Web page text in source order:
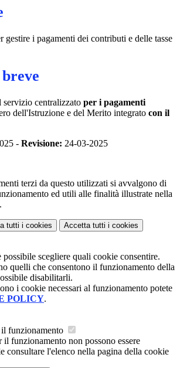
gestire i pagamenti dei contributi e delle tasse
servizio centralizzato per i pagamenti
dell'Istruzione e del Merito integrato con il
- Revisione: 24-03-2025
terzi da questo utilizzati si avvalgono di
ed utili alle finalità illustrate nella
.
tutti i cookies Accetta tutti i cookies
possibile scegliere quali cookie consentire.
quelli che consentono il funzionamento della
disabilitarli.
i cookie necessari al funzionamento potete
POLICY.
funzionamento
il funzionamento non possono essere
consultare l'elenco nella pagina della cookie